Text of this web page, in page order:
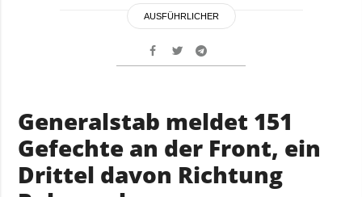
AUSFÜHRLICHER
Generalstab meldet 151
Gefechte an der Front, ein
Drittel davon Richtung